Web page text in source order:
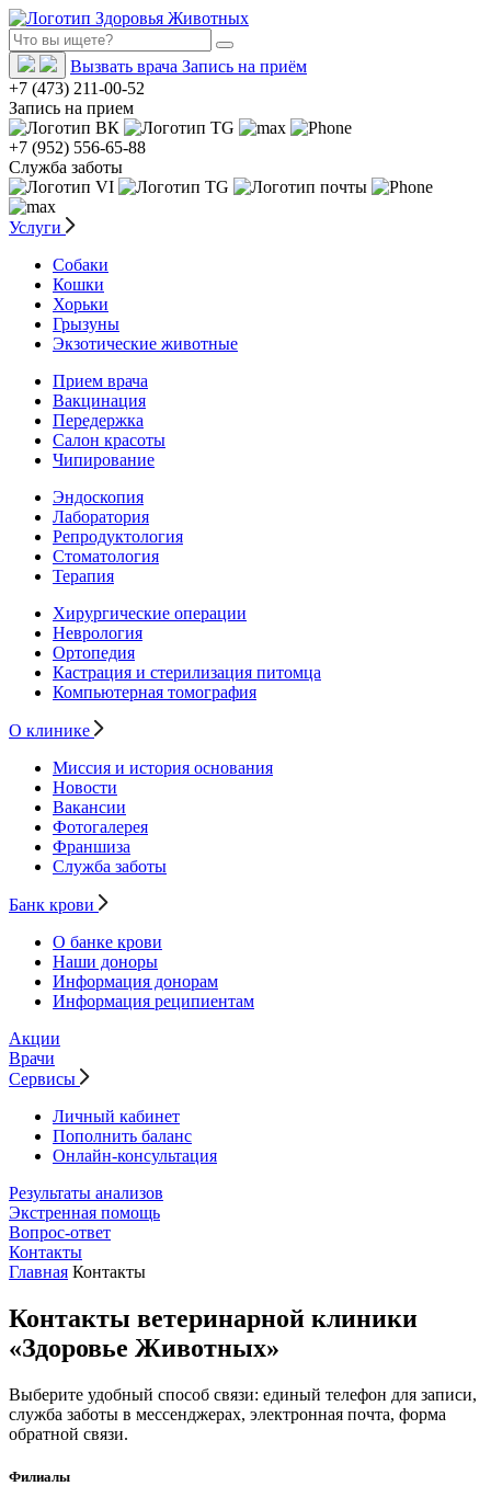
Вызвать врача Запись на приём
+7 (473) 211-00-52
Запись на прием
+7 (952) 556-65-88
Служба заботы
Услуги
Собаки
Кошки
Хорьки
Грызуны
Экзотические животные
Прием врача
Вакцинация
Передержка
Салон красоты
Чипирование
Эндоскопия
Лаборатория
Репродуктология
Стоматология
Терапия
Хирургические операции
Неврология
Ортопедия
Кастрация и стерилизация питомца
Компьютерная томография
О клинике
Миссия и история основания
Новости
Вакансии
Фотогалерея
Франшиза
Служба заботы
Банк крови
О банке крови
Наши доноры
Информация донорам
Информация реципиентам
Акции
Врачи
Сервисы
Личный кабинет
Пополнить баланс
Онлайн-консультация
Результаты анализов
Экстренная помощь
Вопрос-ответ
Контакты
Главная Контакты
Контакты ветеринарной клиники
«Здоровье Животных»
Выберите удобный способ связи: единый телефон для записи,
служба заботы в мессенджерах, электронная почта, форма
обратной связи.
Филиалы